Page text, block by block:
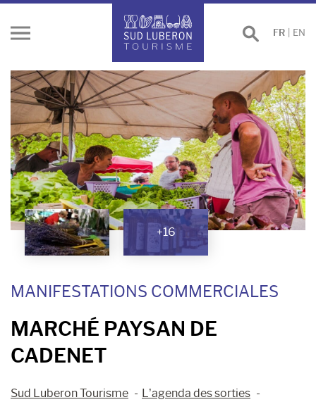
Ouvrir
Effectuer
une
FR EN
+16
MANIFESTATIONS COMMERCIALES
MARCHÉ PAYSAN DE
CADENET
Sud Luberon Tourisme
L’agenda des sorties